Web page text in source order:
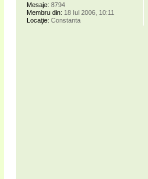
Mesaje: 8794
Membru din: 18 Iul 2006, 10:11
Locaţie: Constanta